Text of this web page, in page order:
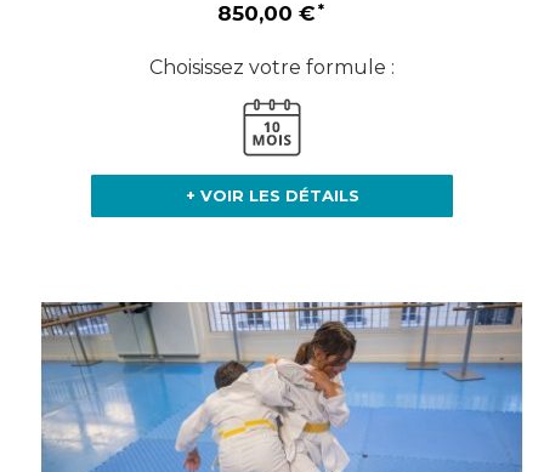
850,00 €
Choisissez votre formule :
+ VOIR LES DÉTAILS